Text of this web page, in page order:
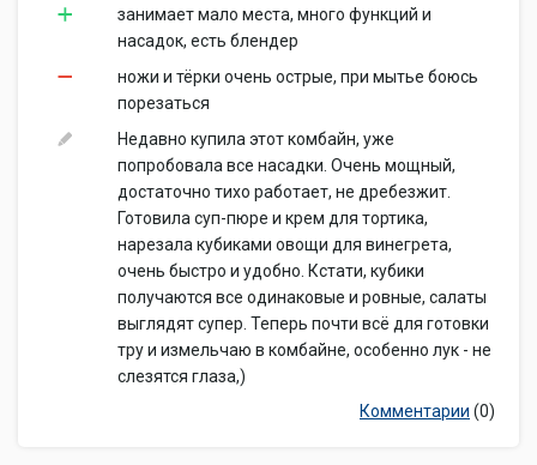
занимает мало места, много функций и
насадок, есть блендер
ножи и тёрки очень острые, при мытье боюсь
порезаться
Недавно купила этот комбайн, уже
попробовала все насадки. Очень мощный,
достаточно тихо работает, не дребезжит.
Готовила суп-пюре и крем для тортика,
нарезала кубиками овощи для винегрета,
очень быстро и удобно. Кстати, кубики
получаются все одинаковые и ровные, салаты
выглядят супер. Теперь почти всё для готовки
тру и измельчаю в комбайне, особенно лук - не
слезятся глаза,)
Комментарии (0)